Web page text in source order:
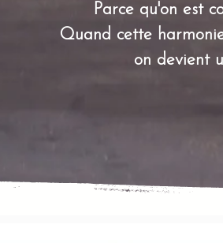
Parce qu'on est
Quand cette
on devient